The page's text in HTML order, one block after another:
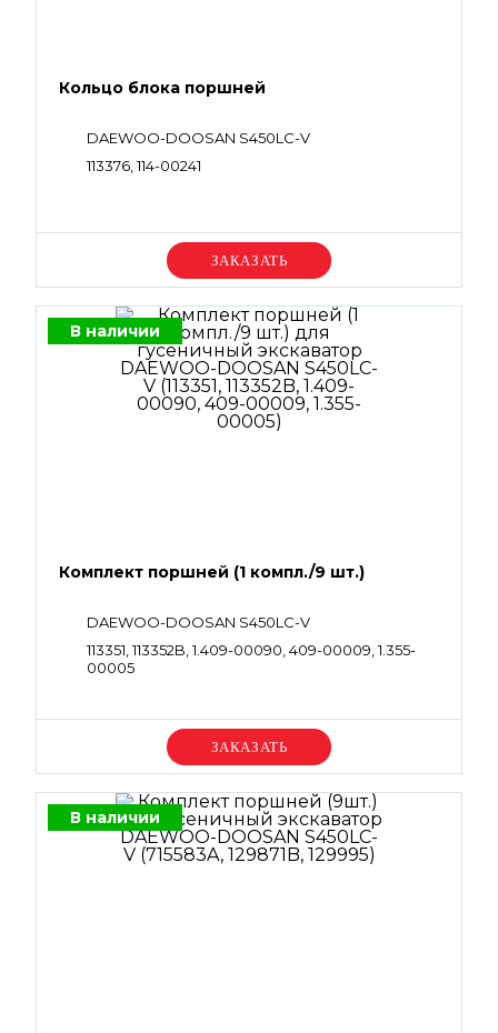
Кольцо блока поршней
DAEWOO-DOOSAN S450LC-V
113376, 114-00241
Уточняйте цену
В наличии
Комплект поршней (1 компл./9 шт.)
DAEWOO-DOOSAN S450LC-V
113351, 113352B, 1.409-00090, 409-00009, 1.355-
00005
Уточняйте цену
В наличии